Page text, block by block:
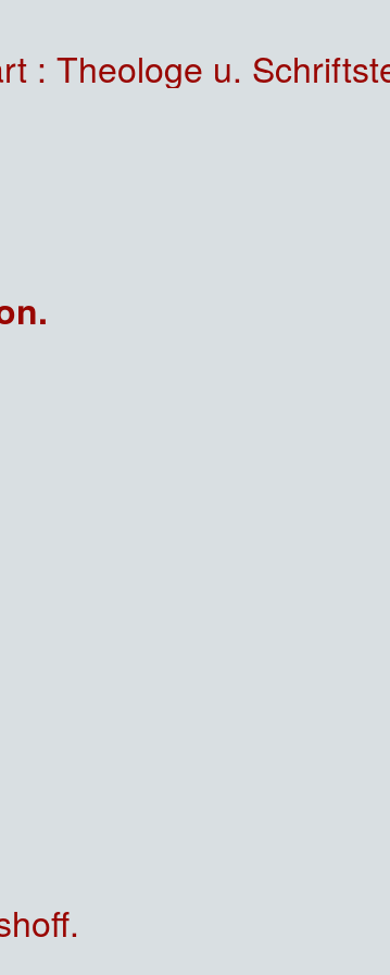
u. Schriftsteller in der